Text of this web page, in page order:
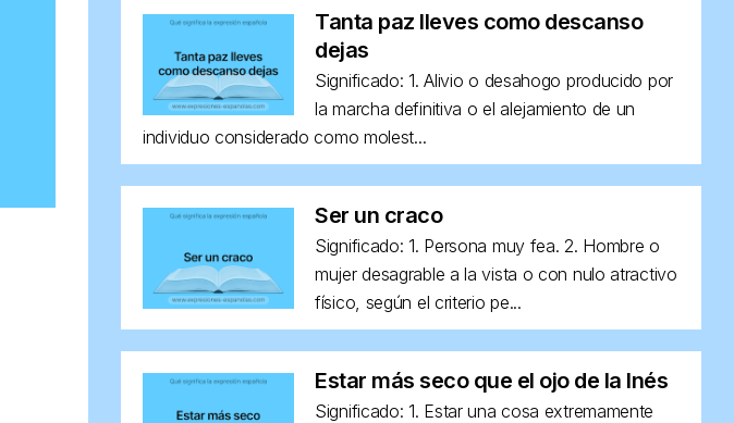
Tanta paz lleves como descanso
dejas
Significado: 1. Alivio o desahogo producido por
la marcha definitiva o el alejamiento de un
individuo considerado como molest...
Ser un craco
Significado: 1. Persona muy fea. 2. Hombre o
mujer desagrable a la vista o con nulo atractivo
físico, según el criterio pe...
Estar más seco que el ojo de la Inés
Significado: 1. Estar una cosa extremamente